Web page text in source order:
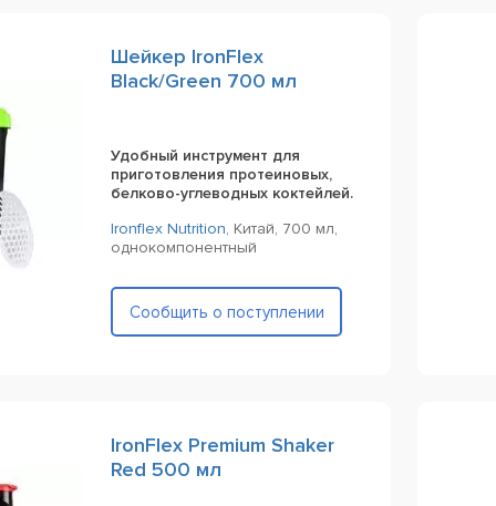
Шейкер IronFlex
Black/Green 700 мл
Удобный инструмент для
приготовления протеиновых,
белково-углеводных коктейлей.
Ironflex Nutrition, Китай, 700 мл,
однокомпонентный
Сообщить о поступлении
IronFlex Premium Shaker
Red 500 мл